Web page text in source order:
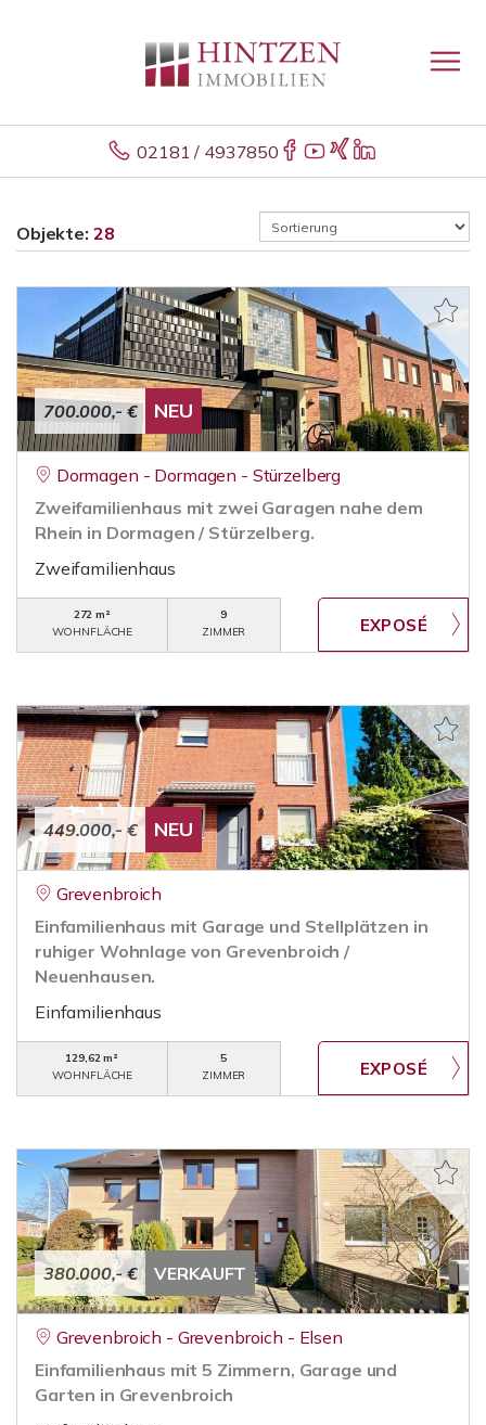
02181 / 4937850
Objekte: 28
700.000,- € NEU
Dormagen - Dormagen - Stürzelberg
Zweifamilienhaus mit zwei Garagen nahe dem
Rhein in Dormagen / Stürzelberg.
Zweifamilienhaus
272 m²
WOHNFLÄCHE
9
ZIMMER
449.000,- € NEU
Grevenbroich
Einfamilienhaus mit Garage und Stellplätzen in
ruhiger Wohnlage von Grevenbroich /
Neuenhausen.
Einfamilienhaus
129,62 m²
WOHNFLÄCHE
5
ZIMMER
380.000,- € VERKAUFT
Grevenbroich - Grevenbroich - Elsen
Einfamilienhaus mit 5 Zimmern, Garage und
Garten in Grevenbroich